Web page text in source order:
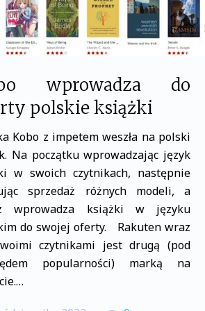
wprowadza do
polskie książki
Kobo z impetem weszła na polski
Na początku wprowadzając język
w swoich czytnikach, następnie
sprzedaż różnych modeli, a
wprowadza książki w języku
do swojej oferty. Rakuten wraz
czytnikami jest drugą (pod
popularności) marką na